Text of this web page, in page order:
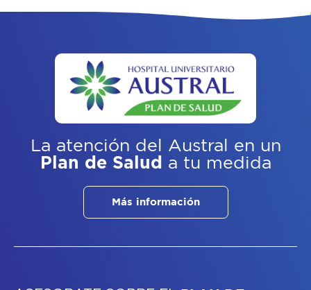
La atención del Austral
en un
Plan de Salud a tu medida
Más información